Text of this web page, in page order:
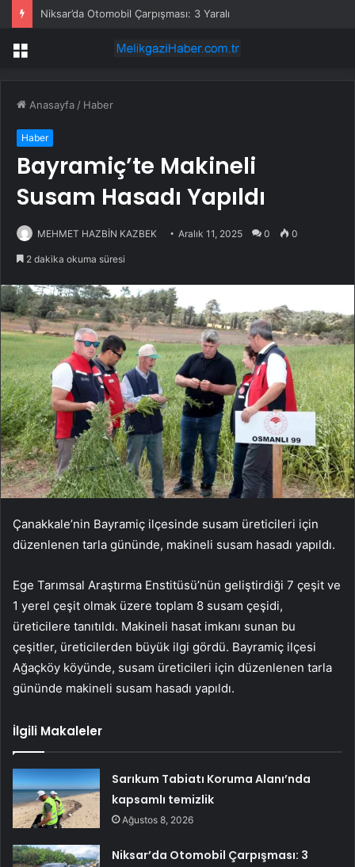
Niksar’da Otomobil Çarpışması: 3 Yaralı
Menü
Anasayfa / Haber
Haber
Bayramiç’te Makineli
Susam Hasadı Yapıldı
MEHMET HAZBİN KAZBEK Aralık 11, 2025 0 0
2 dakika okuma süresi
Çanakkale’nin Bayramiç ilçesinde susam üreticileri için
düzenlenen tarla gününde, makineli susam hasadı yapıldı.
Ege Tarımsal Araştırma Enstitüsü’nün geliştirdiği 7 çeşit ve
1 yerel çeşit olmak üzere toplam 8 susam çeşidi,
üreticilere tanıtıldı. Makineli hasat imkanı sunan bu
çeşitler, üreticilerden büyük ilgi gördü. Bayramiç ilçesi
Ağaçköy köyünde, susam üreticileri için düzenlenen tarla
gününde makineli susam hasadı yapıldı.
İlgili Makaleler
Sarıkum Tabiatı Koruma Alanı’nda
kapsamlı temizlik
Ağustos 8, 2026
Niksar’da Otomobil Çarpışması: 3